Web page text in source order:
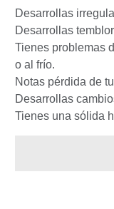
Desarrollas
Desarrollas
Tienes problemas
o al frío.
Notas pérdida de
Desarrollas
Tienes una sólida